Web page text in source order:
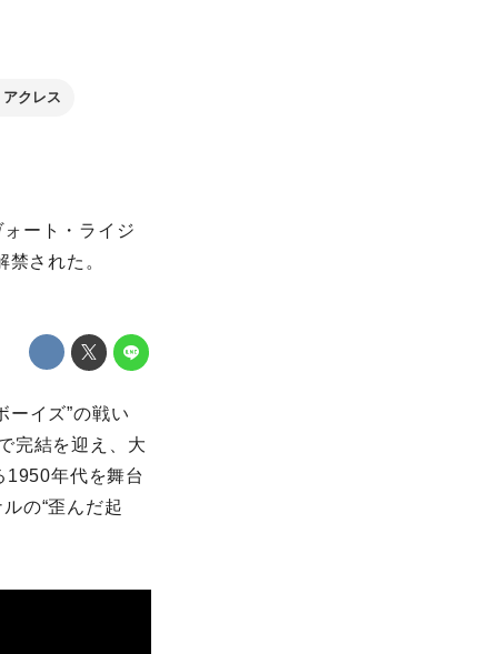
クレス
ォート・ライジ
された。
ーイズ”の戦い
完結を迎え、大
1950年代を舞台
の“歪んだ起